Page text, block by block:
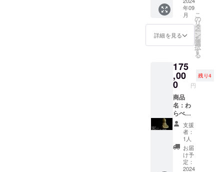
ケ月予
定 【注
意】 彫
キット
には
おりま
す。
「正当
な理由
なく刃
物を携
帯する
行為
は、銃
砲刀剣
類所持
等取締
法第22
条及び
伝統の
職人技
が光る
で、お
家やお
掛けて
訪れる
人々に
温かい
おもて
なしの
心を伝
えるこ
とがで
きま
す。 サ
イズ：
85cm×
を必ず
ご記入
くださ
ネット
ワーク
メージ
が相違
する場
合等、
掲載を
お断り
させて
いただ
く場合
があり
ます。
お断り
させて
ち込み
可能で
す。
Zoomア
カウン
nのもの
でも依
頼側の
もので
も対応
可能で
す。配
信環境
のアド
バイス
も提供
いたし
ます
テッ
カーサ
イズ：
約
50mm×
ステッ
カー
（ス
テッ
カーサ
イズ：
約
50mm×
50mm
） 染元
しょう
び苑さ
まよ
り、本
はQR
コード
を添付
いたし
ます。
・株式
Qretho
nのス
テッ
カー
（ス
テッ
カーサ
イズ：
約
50mm×
50mm
） ・週
末工芸
ステッ
年09
月
詳細を見る
こ
の
リ
タ
ー
ン
を
選
択
す
る
175
,00
0 円
残り4
商品
名：わ
らべ仏
（お釈
迦様）
商品説
明：本
格的な
仏像か
ら可愛
支援
者：
1人
お届
け予
定：
2024